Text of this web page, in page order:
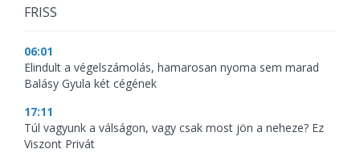
FRISS
06:01
Elindult a végelszámolás, hamarosan nyoma sem marad
Balásy Gyula két cégének
17:11
Túl vagyunk a válságon, vagy csak most jön a neheze? Ez
Viszont Privát